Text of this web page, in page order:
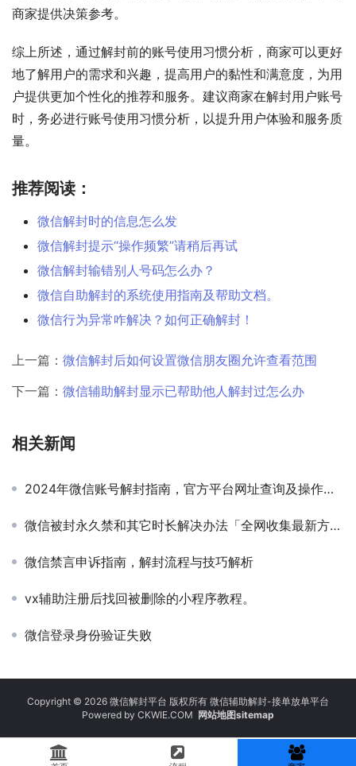
商家提供决策参考。
综上所述，通过解封前的账号使用习惯分析，商家可以更好
地了解用户的需求和兴趣，提高用户的黏性和满意度，为用
户提供更加个性化的推荐和服务。建议商家在解封用户账号
时，务必进行账号使用习惯分析，以提升用户体验和服务质
量。
推荐阅读：
微信解封时的信息怎么发
微信解封提示“操作频繁”请稍后再试
微信解封输错别人号码怎么办？
微信自助解封的系统使用指南及帮助文档。
微信行为异常咋解决？如何正确解封！
上一篇： 微信解封后如何设置微信朋友圈允许查看范围
下一篇： 微信辅助解封显示已帮助他人解封过怎么办
相关新闻
2024年微信账号解封指南，官方平台网址查询及操作流程
微信被封永久禁和其它时长解决办法「全网收集最新方法」
微信禁言申诉指南，解封流程与技巧解析
vx辅助注册后找回被删除的小程序教程。
微信登录身份验证失败
Copyright © 2026 微信解封平台 版权所有 微信辅助解封-接单放单平台
Powered by CKWIE.COM 网站地图sitemap